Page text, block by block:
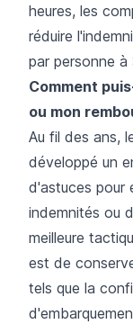
heures, les
réduire
par personne
Comment
ou mon
Au fil des ans,
développé un
d'astuces pour
indemnités ou
meilleure
est de
tels que la